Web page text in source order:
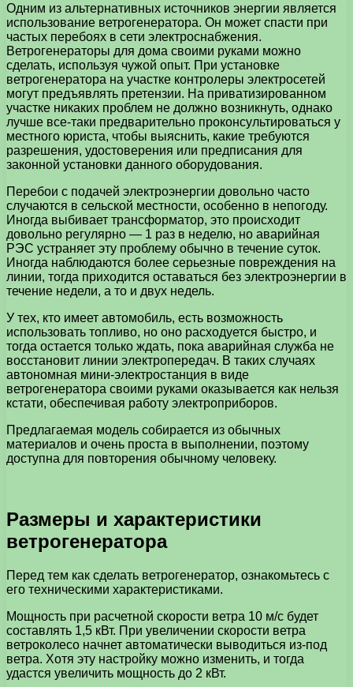
Одним из альтернативных источников энергии является
использование ветрогенератора. Он может спасти при
частых перебоях в сети электроснабжения.
Ветрогенераторы для дома своими руками можно
сделать, используя чужой опыт. При установке
ветрогенератора на участке контролеры электросетей
могут предъявлять претензии. На приватизированном
участке никаких проблем не должно возникнуть, однако
лучше все-таки предварительно проконсультироваться у
местного юриста, чтобы выяснить, какие требуются
разрешения, удостоверения или предписания для
законной установки данного оборудования.
Перебои с подачей электроэнергии довольно часто
случаются в сельской местности, особенно в непогоду.
Иногда выбивает трансформатор, это происходит
довольно регулярно — 1 раз в неделю, но аварийная
РЭС устраняет эту проблему обычно в течение суток.
Иногда наблюдаются более серьезные повреждения на
линии, тогда приходится оставаться без электроэнергии в
течение недели, а то и двух недель.
У тех, кто имеет автомобиль, есть возможность
использовать топливо, но оно расходуется быстро, и
тогда остается только ждать, пока аварийная служба не
восстановит линии электропередач. В таких случаях
автономная мини-электростанция в виде
ветрогенератора своими руками оказывается как нельзя
кстати, обеспечивая работу электроприборов.
Предлагаемая модель собирается из обычных
материалов и очень проста в выполнении, поэтому
доступна для повторения обычному человеку.
Размеры и характеристики
ветрогенератора
Перед тем как сделать ветрогенератор, ознакомьтесь с
его техническими характеристиками.
Мощность при расчетной скорости ветра 10 м/с будет
составлять 1,5 кВт. При увеличении скорости ветра
ветроколесо начнет автоматически выводиться из-под
ветра. Хотя эту настройку можно изменить, и тогда
удастся увеличить мощность до 2 кВт.